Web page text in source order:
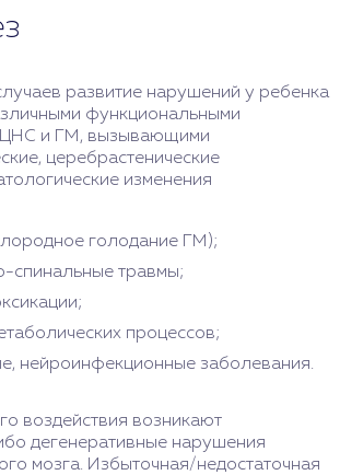
развитие нарушений у ребенка
функциональными
ЦНС и ГМ, вызывающими
церебрастенические
изменения
голодание ГМ);
спинальные травмы;
процессов;
нейроинфекционные заболевания.
воздействия возникают
дегенеративные нарушения
мозга. Избыточная/недостаточная